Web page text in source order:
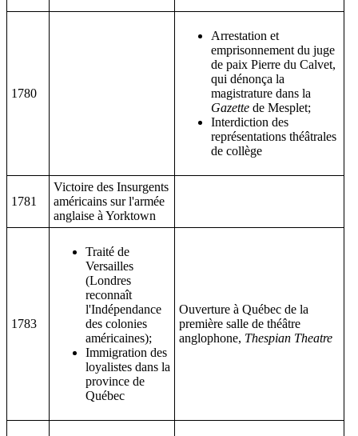
1780
Arrestation et
emprisonnement du juge
de paix Pierre du Calvet,
qui dénonça la
magistrature dans la
Gazette de Mesplet;
Interdiction des
représentations théâtrales
de collège
1781
Victoire des Insurgents
américains sur l'armée
anglaise à Yorktown
1783
Traité de
Versailles
(Londres
reconnaît
l'Indépendance
des colonies
américaines);
Immigration des
loyalistes dans la
province de
Québec
Ouverture à Québec de la
première salle de théâtre
anglophone, Thespian Theatre